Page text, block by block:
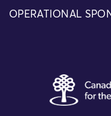
OPERATIONAL